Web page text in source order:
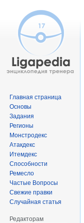
Главная страница
Основы
Задания
Регионы
Монстродекс
Атакдекс
Итемдекс
Способности
Ремесло
Частые Вопросы
Свежие правки
Случайная статья
Редакторам